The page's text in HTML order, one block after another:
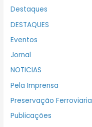
Destaques
DESTAQUES
Eventos
Jornal
NOTICIAS
Pela Imprensa
Preservação Ferroviaria
Publicações